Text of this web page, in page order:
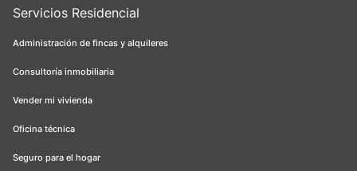
Servicios Residencial
Administración de fincas y alquileres
Consultoría inmobiliaria
Vender mi vivienda
Oficina técnica
Seguro para el hogar